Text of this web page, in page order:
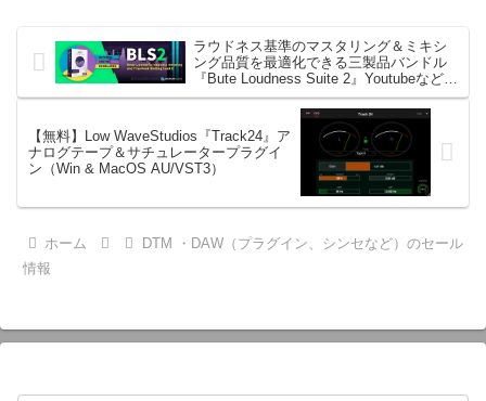
ラウドネス基準のマスタリング＆ミキシ
ング品質を最適化できる三製品バンドル
『Bute Loudness Suite 2』Youtubeなどの
配信にも使える
【無料】Low WaveStudios『Track24』ア
ナログテープ＆サチュレータープラグイ
ン（Win & MacOS AU/VST3）
ホーム
DTM ・DAW（プラグイン、シンセなど）のセール
情報